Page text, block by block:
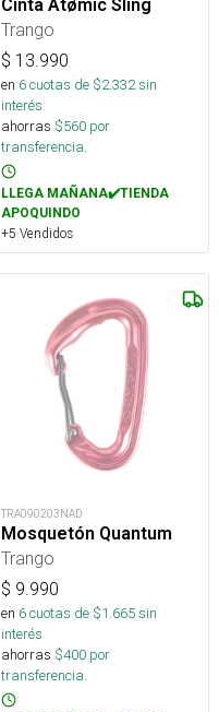
Cinta Atømic Sling
Trango
$ 13.990
en 6cuotas de $2.332sin
interés
ahorras $560 por
transferencia.
LLEGA MAÑANA✔️TIENDA
APOQUINDO
+5 Vendidos
TRA090203NAD
Mosquetón Quantum
Trango
$ 9.990
en 6cuotas de $1.665sin
interés
ahorras $400 por
transferencia.